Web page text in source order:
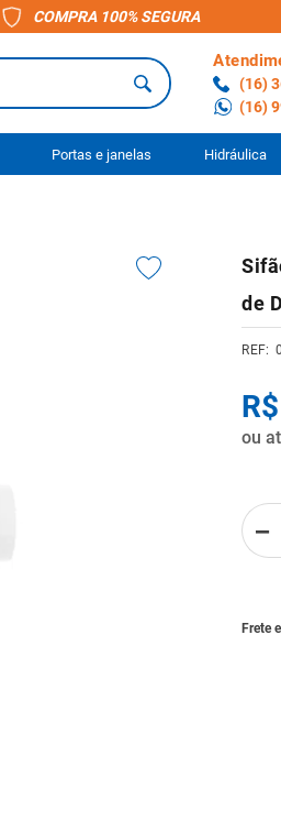
COMPRA 100% SEGURA
(16)
(16)
Portas e janelas Hidráulica
de
R$
ou
－